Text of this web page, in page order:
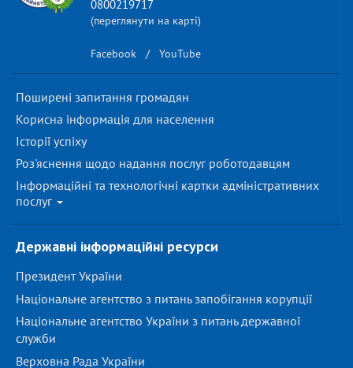
0800219717
(переглянути на карті)
Facebook / YouTube
Поширені запитання громадян
Корисна інформація для населення
Історії успіху
Роз'яснення щодо надання послуг роботодавцям
Інформаційні та технологічні картки адміністративних
послуг
Державні інформаційні ресурси
Президент України
Національне агентство з питань запобігання корупції
Національне агентство України з питань державної
служби
Верховна Рада України